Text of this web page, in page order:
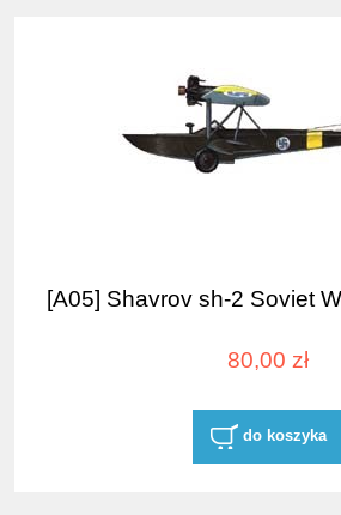
[A05] Shavrov sh-2 Soviet
80,00 zł
do koszyka